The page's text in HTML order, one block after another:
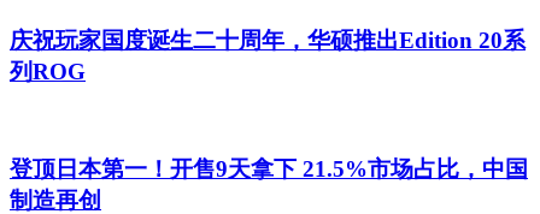
庆祝玩家国度诞生二十周年，华硕推出Edition 20系
列ROG
登顶日本第一！开售9天拿下 21.5%市场占比，中国
制造再创